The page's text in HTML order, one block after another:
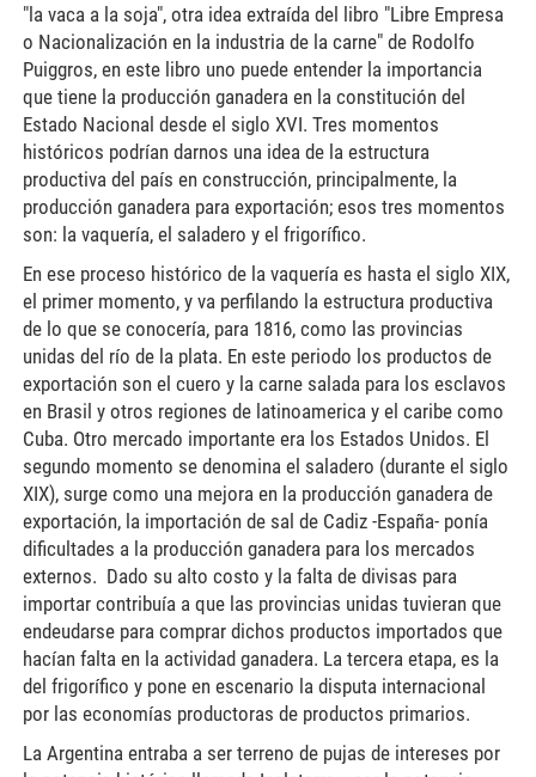
"la vaca a la soja", otra idea extraída del libro "Libre Empresa
o Nacionalización en la industria de la carne" de Rodolfo
Puiggros, en este libro uno puede entender la importancia
que tiene la producción ganadera en la constitución del
Estado Nacional desde el siglo XVI. Tres momentos
históricos podrían darnos una idea de la estructura
productiva del país en construcción, principalmente, la
producción ganadera para exportación; esos tres momentos
son: la vaquería, el saladero y el frigorífico.
En ese proceso histórico de la vaquería es hasta el siglo XIX,
el primer momento, y va perfilando la estructura productiva
de lo que se conocería, para 1816, como las provincias
unidas del río de la plata. En este periodo los productos de
exportación son el cuero y la carne salada para los esclavos
en Brasil y otros regiones de latinoamerica y el caribe como
Cuba. Otro mercado importante era los Estados Unidos. El
segundo momento se denomina el saladero (durante el siglo
XIX), surge como una mejora en la producción ganadera de
exportación, la importación de sal de Cadiz -España- ponía
dificultades a la producción ganadera para los mercados
externos. Dado su alto costo y la falta de divisas para
importar contribuía a que las provincias unidas tuvieran que
endeudarse para comprar dichos productos importados que
hacían falta en la actividad ganadera. La tercera etapa, es la
del frigorífico y pone en escenario la disputa internacional
por las economías productoras de productos primarios.
La Argentina entraba a ser terreno de pujas de intereses por